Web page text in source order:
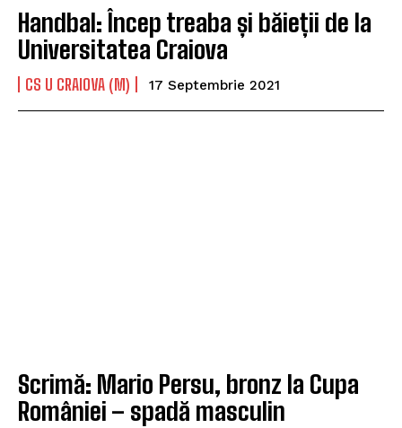
Handbal: Încep treaba și băieții de la
Universitatea Craiova
CS U CRAIOVA (M) 17 Septembrie 2021
Scrimă: Mario Persu, bronz la Cupa
României – spadă masculin